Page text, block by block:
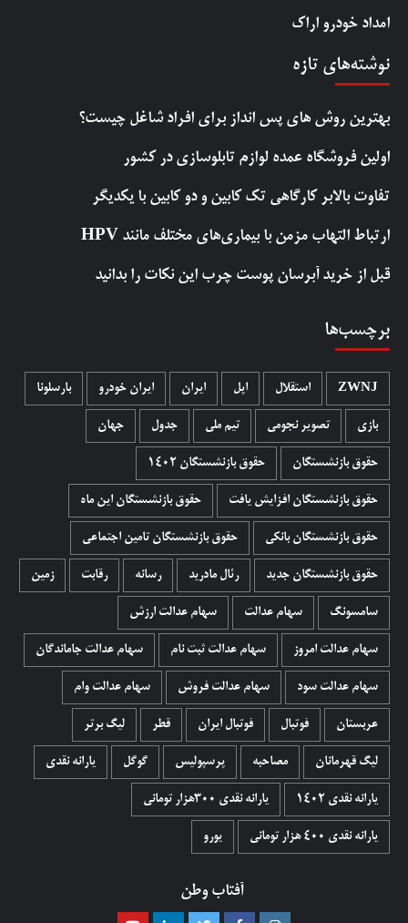
امداد خودرو اراک
نوشته‌های تازه
بهترین روش‌ های پس‌ انداز برای افراد شاغل چیست؟
اولین فروشگاه عمده لوازم تابلوسازی در کشور
تفاوت بالابر کارگاهی تک کابین و دو کابین با یکدیگر
ارتباط التهاب مزمن با بیماری‌های مختلف مانند HPV
قبل از خرید آبرسان پوست چرب این نکات را بدانید
برچسب‌ها
ZWNJ استقلال اپل ایران ایران خودرو بارسلونا
بازی تصویر نجومی تیم ملی جدول جهان
حقوق بازنشستگان حقوق بازنشستگان 1402
حقوق بازنشستگان افزایش یافت حقوق بازنشستگان این ماه
حقوق بازنشستگان بانکی حقوق بازنشستگان تامین اجتماعی
حقوق بازنشستگان جدید رئال مادرید رسانه رقابت زمین
سامسونگ سهام عدالت سهام عدالت ارزش
سهام عدالت امروز سهام عدالت ثبت نام سهام عدالت جاماندگان
سهام عدالت سود سهام عدالت فروش سهام عدالت وام
عربستان فوتبال فوتبال ایران قطر لیگ برتر
لیگ قهرمانان مصاحبه پرسپولیس گوگل یارانه نقدی
یارانه نقدی 1402 یارانه نقدی ۳۰۰هزار تومانی
یارانه نقدی ۴۰۰ هزار تومانی یورو
آفتاب وطن